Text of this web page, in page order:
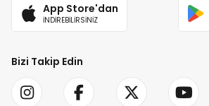
App Store'dan
İNDİREBİLİRSİNİZ
Bizi Takip Edin